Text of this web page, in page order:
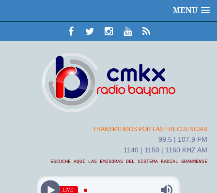
MENU
TRANSMITIMOS POR LAS FRECUENCIAS
99.5 | 107.9 FM
1140 | 1150 | 1160 KHZ AM
ESCUCHE AQUÍ LAS EMISORAS DEL SISTEMA RADIAL GRANMENSE
LIVE